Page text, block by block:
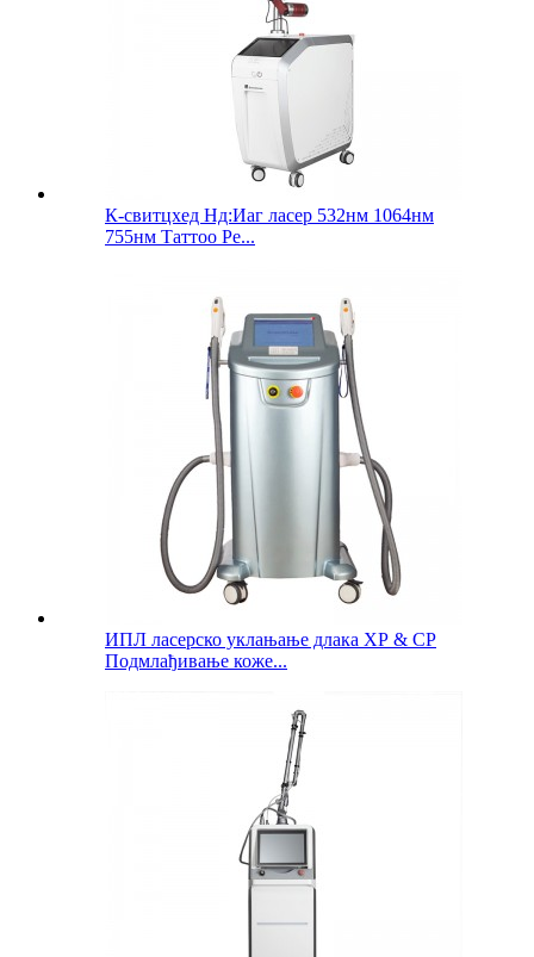
К-свитцхед Нд:Иаг ласер 532нм 1064нм
755нм Таттоо Ре...
ИПЛ ласерско уклањање длака ХР & СР
Подмлађивање коже...